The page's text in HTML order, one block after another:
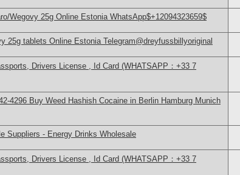
Wegovy 25g Online Estonia WhatsApp$+12094323659$
25g tablets Online Estonia Telegram@dreyfussbillyoriginal
Drivers License , Id Card (WHATSAPP：+33 7
4296 Buy Weed Hashish Cocaine in Berlin Hamburg Munich
Suppliers - Energy Drinks Wholesale
Drivers License , Id Card (WHATSAPP：+33 7